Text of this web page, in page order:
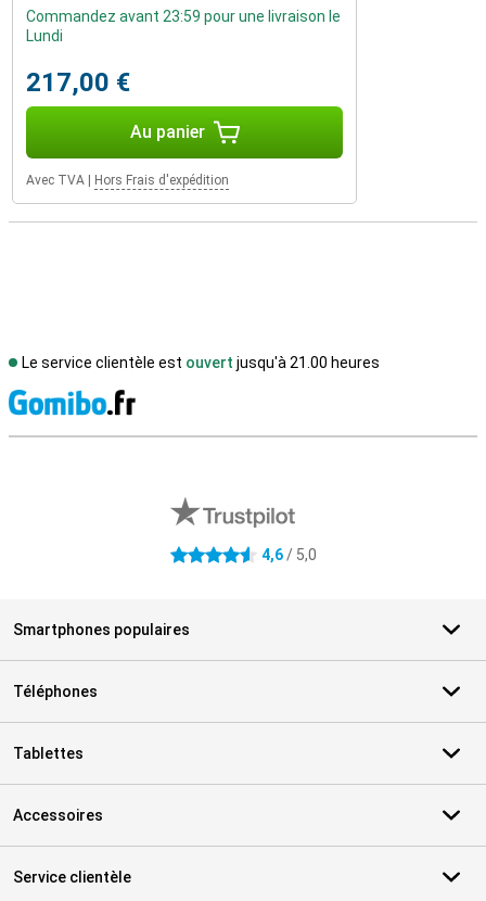
Commandez avant 23:59 pour une livraison le
Lundi
217,00 €
Au panier
Avec TVA Hors Frais d'expédition
Le service clientèle est ouvert jusqu'à 21.00 heures
4.6 étoiles 4,6/ 5,0
Smartphones populaires
Téléphones
Tablettes
Accessoires
Service clientèle